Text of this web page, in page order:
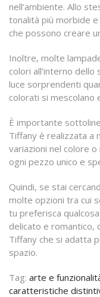
nell’ambiente. Allo
tonalità più morbide e
che possono creare
Inoltre, molte
colori all’interno
luce sorprendenti
colorati si mescolano
È importante
Tiffany è realizzata a
variazioni nel colore
ogni pezzo unico e
Quindi, se stai
molte opzioni tra cui
tu preferisca
delicato e romantico,
Tiffany che si adatta
spazio.
Tag: arte e
caratteristiche